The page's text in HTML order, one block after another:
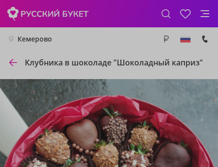
Кемерово
Клубника в шоколаде "Шоколадный каприз"